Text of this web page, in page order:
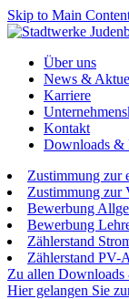
Skip to Main
Über uns
News &
Karriere
Kontakt
Downloads &
Zustimmung zur
Zustimmung zur
Bewerbung
Bewerbung
Zählerstand
Zählerstand PV-
Zu allen Downloads
Hier gelangen Sie